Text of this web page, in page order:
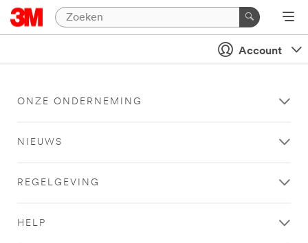
Account
ONZE ONDERNEMING
NIEUWS
REGELGEVING
HELP